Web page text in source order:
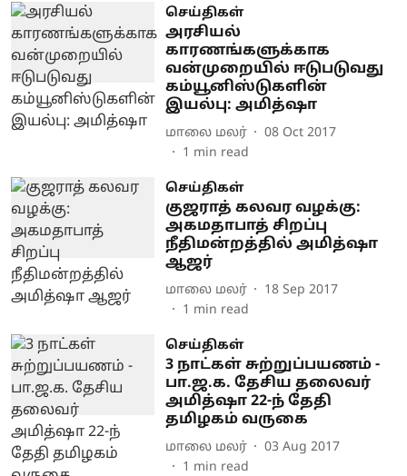
செய்திகள்
அரசியல்
காரணங்களுக்காக
வன்முறையில் ஈடுபடுவது
கம்யூனிஸ்டுகளின்
இயல்பு: அமித்ஷா
மாலை மலர்
08 Oct 2017
1 min read
செய்திகள்
குஜராத் கலவர வழக்கு:
அகமதாபாத் சிறப்பு
நீதிமன்றத்தில் அமித்ஷா
ஆஜர்
மாலை மலர்
18 Sep 2017
1 min read
செய்திகள்
3 நாட்கள் சுற்றுப்பயணம் -
பா.ஜ.க. தேசிய தலைவர்
அமித்ஷா 22-ந் தேதி
தமிழகம் வருகை
மாலை மலர்
03 Aug 2017
1 min read